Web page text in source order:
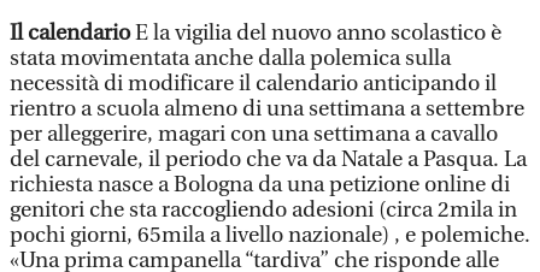
Il calendarioE la vigilia del nuovo anno scolastico è
stata movimentata anche dalla polemica sulla
necessità di modificare il calendario anticipando il
rientro a scuola almeno di una settimana a settembre
per alleggerire, magari con una settimana a cavallo
del carnevale, il periodo che va da Natale a Pasqua. La
richiesta nasce a Bologna da una petizione online di
genitori che sta raccogliendo adesioni (circa 2mila in
pochi giorni, 65mila a livello nazionale) , e polemiche.
«Una prima campanella “tardiva” che risponde alle